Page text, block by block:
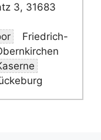
3, 31683
Friedrich-